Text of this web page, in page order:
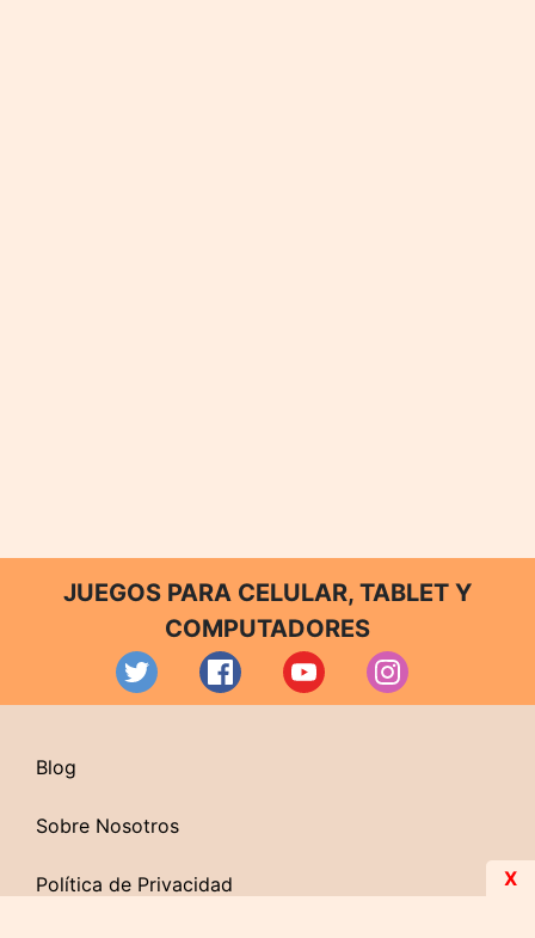
JUEGOS PARA CELULAR, TABLET Y
COMPUTADORES
Blog
Sobre Nosotros
Política de Privacidad X